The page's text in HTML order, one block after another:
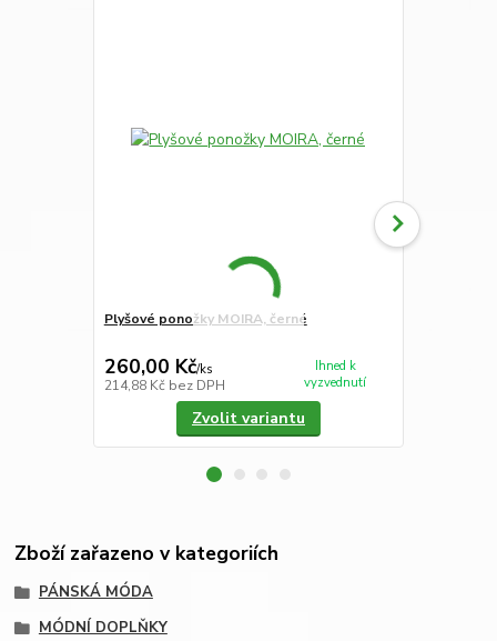
Plyšové ponožky MOIRA, černé
260,00 Kč/ks
214,88 Kč bez DPH
Ihned k
vyzvednutí
Zvolit variantu
Zboží zařazeno v kategoriích
PÁNSKÁ MÓDA
MÓDNÍ DOPLŇKY